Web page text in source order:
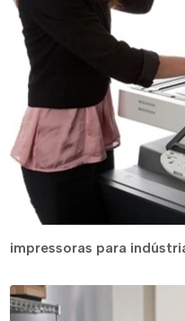
impressoras para